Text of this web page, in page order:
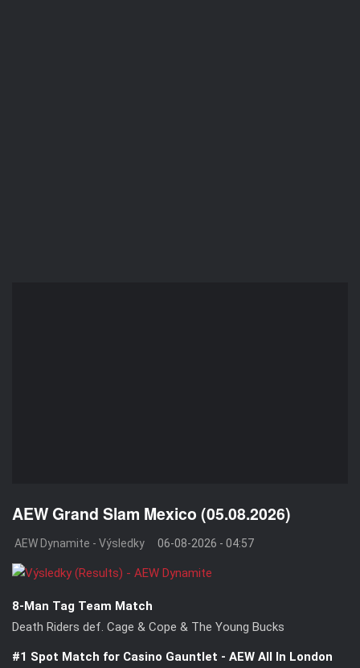
AEW Grand Slam Mexico (05.08.2026)
AEW Dynamite - Výsledky 06-08-2026 - 04:57
8-Man Tag Team Match
Death Riders def. Cage & Cope & The Young Bucks
#1 Spot Match for Casino Gauntlet - AEW All In London